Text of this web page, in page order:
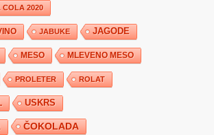
COLA 2020
JABUKE JAGODE
MESO MLEVENO MESO
PROLETER ROLAT
USKRS
ČOKOLADA